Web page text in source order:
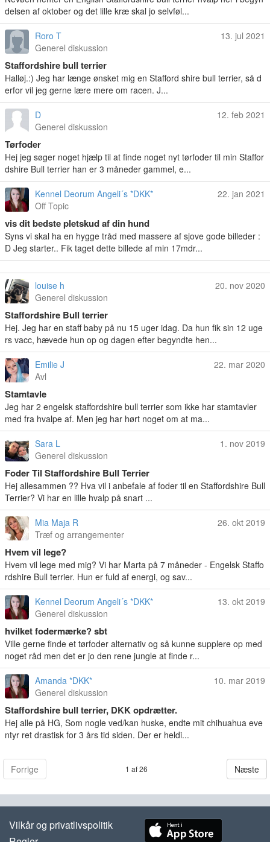
delsen af oktober og det lille kræ skal jo selvføl...
Roro T
Generel diskussion
13. jul 2021
Staffordshire bull terrier
Halløj.:) Jeg har længe ønsket mig en Stafford shire bull terrier, så d
erfor vil jeg gerne lære mere om racen. J...
D
Generel diskussion
12. feb 2021
Tørfoder
Hej jeg søger noget hjælp til at finde noget nyt tørfoder til min Staffor
dshire Bull terrier han er 3 måneder gammel, e...
Kennel Deorum Angeli´s *DKK*
Off Topic
22. jan 2021
vis dit bedste pletskud af din hund
Syns vi skal ha en hygge tråd med massere af sjove gode billeder :
D Jeg starter.. Fik taget dette billede af min 17mdr...
louise h
Generel diskussion
20. nov 2020
Staffordshire Bull terrier
Hej. Jeg har en staff baby på nu 15 uger idag. Da hun fik sin 12 uge
rs vacc, hævede hun op og dagen efter begyndte hen...
Emilie J
Avl
22. mar 2020
Stamtavle
Jeg har 2 engelsk staffordshire bull terrier som ikke har stamtavler
med fra hvalpe af. Men jeg har hørt noget om at ma...
Sara L
Generel diskussion
1. nov 2019
Foder Til Staffordshire Bull Terrier
Hej allesammen ?? Hva vil i anbefale af foder til en Staffordshire Bull
Terrier? Vi har en lille hvalp på snart ...
Mia Maja R
Træf og arrangementer
26. okt 2019
Hvem vil lege?
Hvem vil lege med mig? Vi har Marta på 7 måneder - Engelsk Staffo
rdshire Bull terrier. Hun er fuld af energi, og sav...
Kennel Deorum Angeli´s *DKK*
Generel diskussion
13. okt 2019
hvilket fodermærke? sbt
Ville gerne finde et tørfoder alternativ og så kunne supplere op med
noget råd men det er jo den rene jungle at finde r...
Amanda *DKK*
Generel diskussion
10. mar 2019
Staffordshire bull terrier, DKK opdrætter.
Hej alle på HG, Som nogle ved/kan huske, endte mit chihuahua eve
ntyr ret drastisk for 3 års tid siden. Der er heldi...
Forrige 1 af 26 Næste
Vilkår og privatlivspolitik